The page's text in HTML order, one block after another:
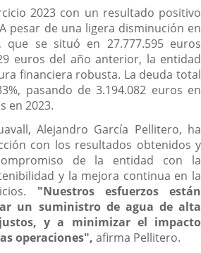
2023 con un resultado positivo
pesar de una ligera disminución en
que se situó en 27.777.595 euros
euros del año anterior, la entidad
financiera robusta. La deuda total
pasando de 3.194.082 euros en
en 2023.
Alejandro García Pellitero, ha
con los resultados obtenidos y
de la entidad con la
y la mejora continua en la
"Nuestros esfuerzos están
un suministro de agua de alta
y a minimizar el impacto
operaciones", afirma Pellitero.